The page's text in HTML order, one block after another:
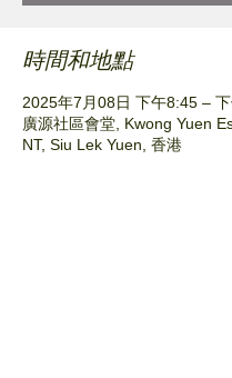
時間和地點
2025年7月08日 下午8:45 –
廣源社區會堂, Kwong Yuen
NT, Siu Lek Yuen, 香港